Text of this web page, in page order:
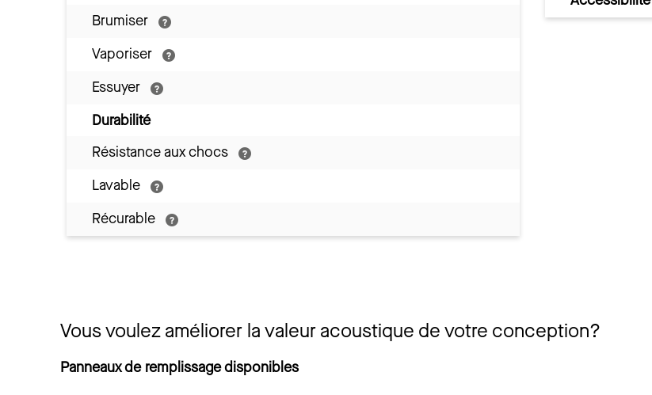
Brumiser
Vaporiser
Essuyer
Durabilité
Résistance aux chocs
Lavable
Récurable
Vous voulez améliorer la valeur acoustique de votre conception?
Panneaux de remplissage disponibles